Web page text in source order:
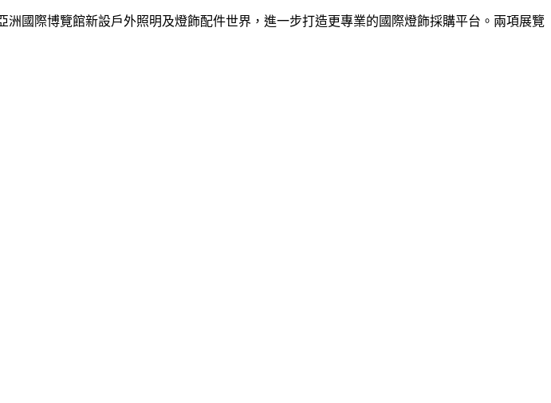
國際博覽館新設戶外照明及燈飾配件世界，進一步打造更專業的國際燈飾採購平台。兩項展覽